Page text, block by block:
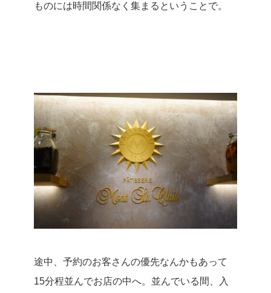
ものには時間関係なく集まるということで。
途中、予約のお客さんの優先なんかもあって
15分程並んでお店の中へ。 並んでいる間、入